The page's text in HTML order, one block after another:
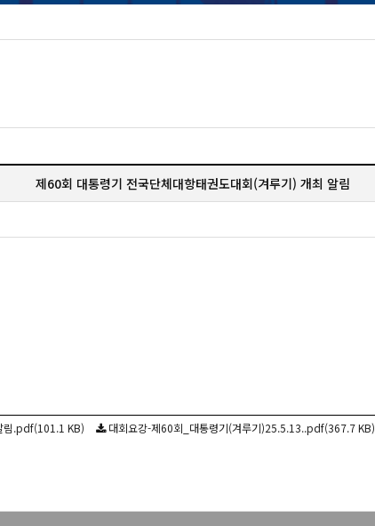
제60회 대통령기 전국단체대항태권도대회(겨루기) 개최 알림
림.pdf(101.1 KB) 대회요강-제60회_대통령기(겨루기)25.5.13..pdf(367.7 KB)